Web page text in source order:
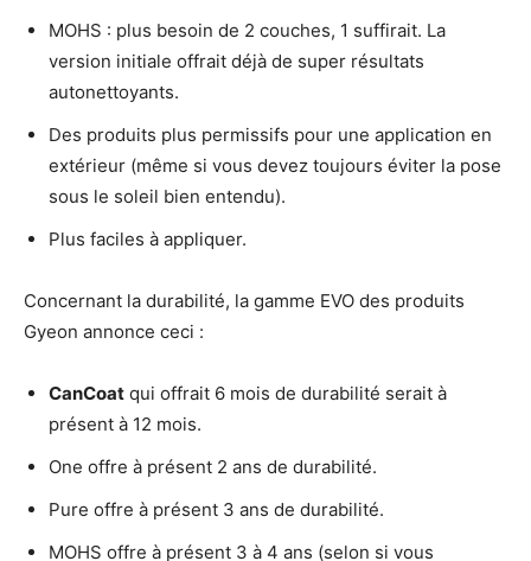
MOHS : plus besoin de 2 couches, 1 suffirait. La
version initiale offrait déjà de super résultats
autonettoyants.
Des produits plus permissifs pour une application en
extérieur (même si vous devez toujours éviter la pose
sous le soleil bien entendu).
Plus faciles à appliquer.
Concernant la durabilité, la gamme EVO des produits
Gyeon annonce ceci :
CanCoat qui offrait 6 mois de durabilité serait à
présent à 12 mois.
One offre à présent 2 ans de durabilité.
Pure offre à présent 3 ans de durabilité.
MOHS offre à présent 3 à 4 ans (selon si vous